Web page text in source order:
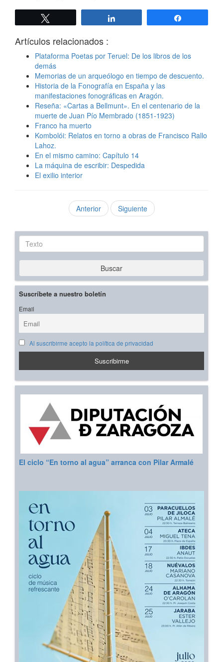
Artículos relacionados :
Plataforma Poetas por Teruel: De los libros de los
demás
Memorias de un arqueólogo en tiempo de descuento.
Historia de la Fonografía en España y las
manifestaciones fonográficas en Aragón.
Reseña: «Cartas a Bellmunt». En el centenario de la
muerte de Juan Pío Membrado (1851-1923)
Franco ha muerto
Kombolói: Relatos en torno a obras de Francisco Rallo
Lahoz.
En el mismo camino: Capítulo 14
La máquina de escribir: Despedida
El exilio interior
Anterior Siguiente
Texto
Buscar
Suscríbete a nuestro boletín
Email
Al suscribirme acepto la política de privacidad
El ciclo “En torno al agua” arranca con Pilar Armalé